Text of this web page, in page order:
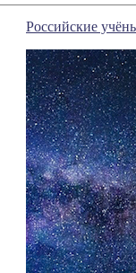
Российские